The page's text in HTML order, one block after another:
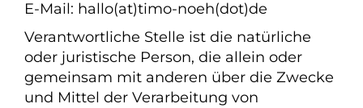
E-Mail: hallo(at)timo-noeh(dot)de
Verantwortliche Stelle ist die natürliche
oder juristische Person, die allein oder
gemeinsam mit anderen über die Zwecke
und Mittel der Verarbeitung von